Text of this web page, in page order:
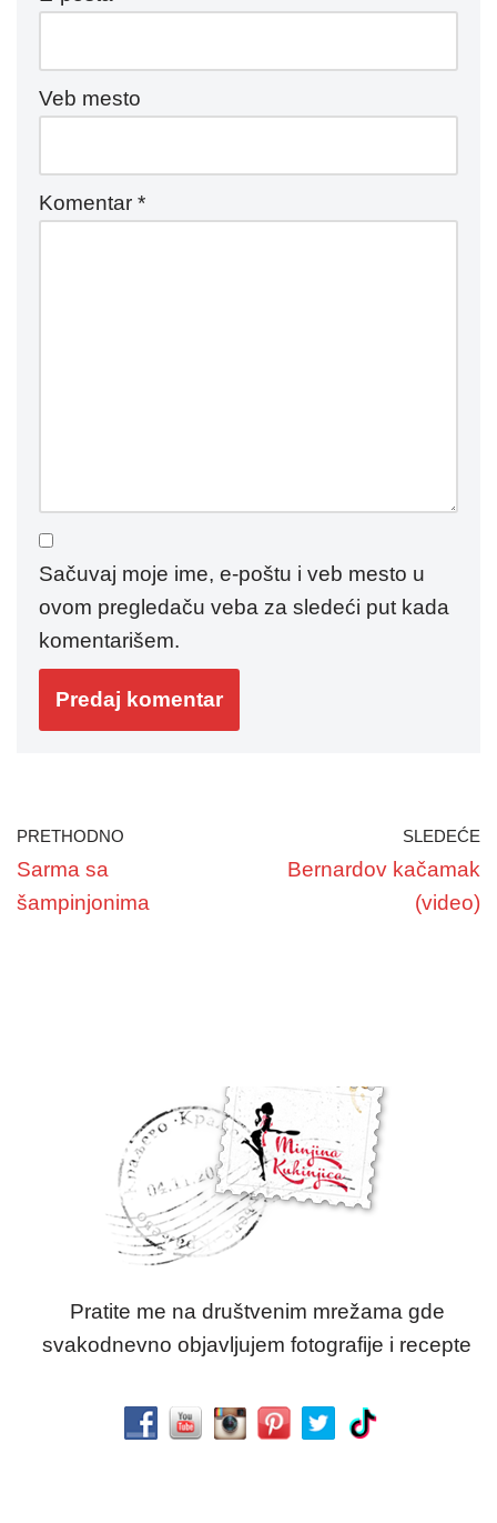
Veb mesto
Komentar *
Sačuvaj moje ime, e-poštu i veb mesto u
ovom pregledaču veba za sledeći put kada
komentarišem.
PRETHODNO
Sarma sa
šampinjonima
SLEDEĆE
Bernardov kačamak
(video)
Pratite me na društvenim mrežama gde
svakodnevno objavljujem fotografije i recepte